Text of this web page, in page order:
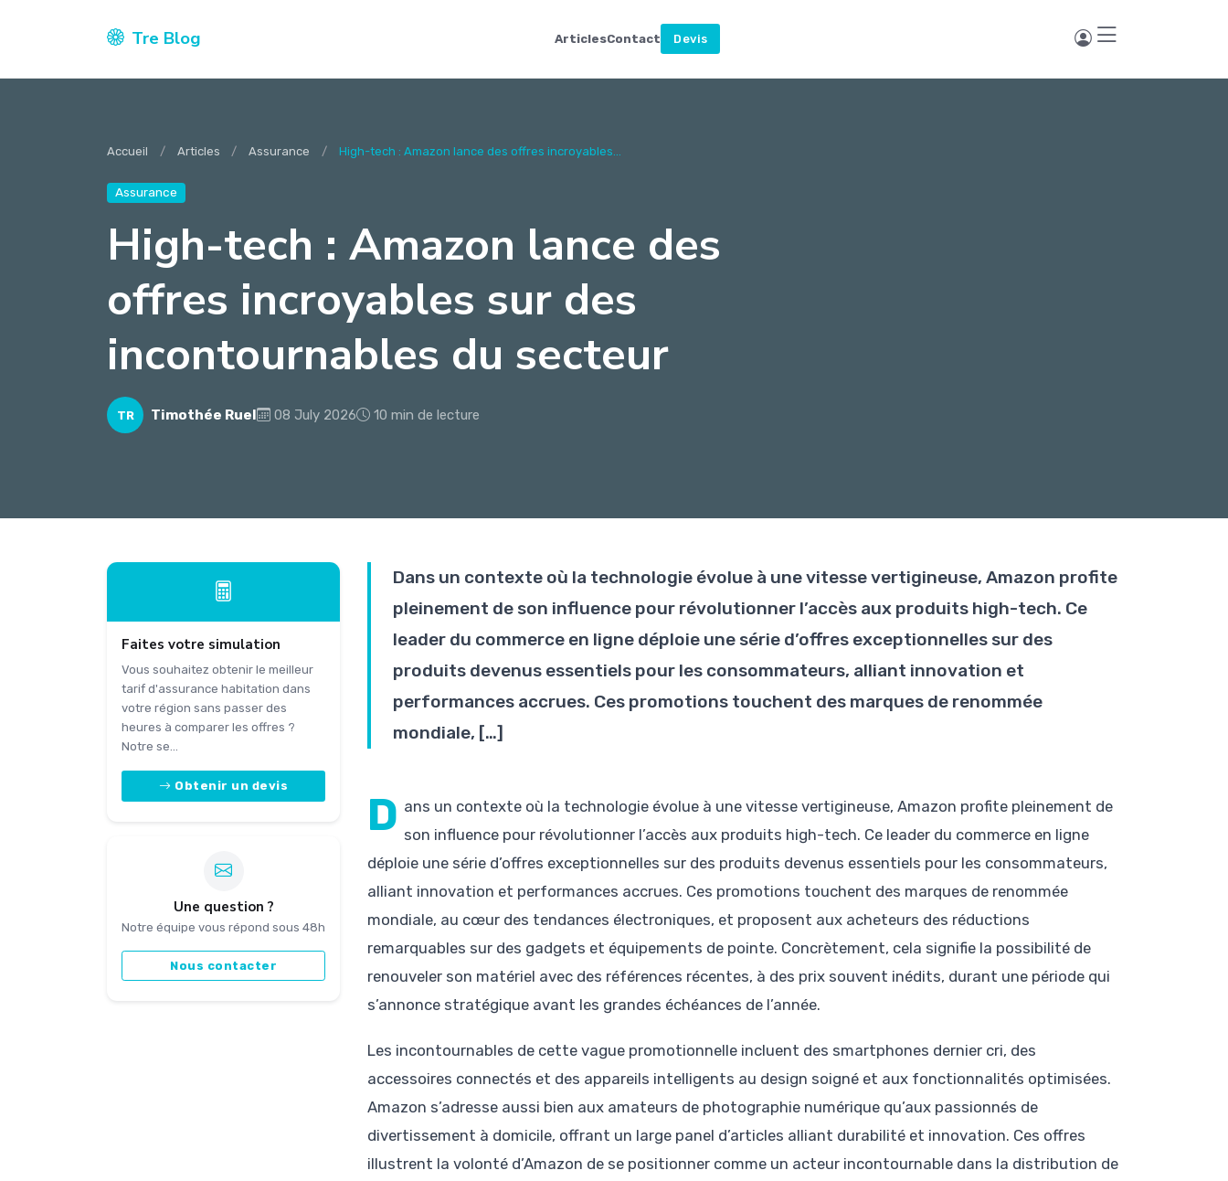
Tre Blog ArticlesContact Devis
Accueil Articles Assurance High-tech : Amazon lance des offres incroyables...
Assurance
High-tech : Amazon lance des
offres incroyables sur des
incontournables du secteur
TR Timothée Ruel 08 July 2026 10 min de lecture
Faites votre simulation
Vous souhaitez obtenir le meilleur
tarif d'assurance habitation dans
votre région sans passer des
heures à comparer les offres ?
Notre se...
Obtenir un devis
Une question ?
Notre équipe vous répond sous 48h
Nous contacter
Dans un contexte où la technologie évolue à une vitesse vertigineuse, Amazon profite
pleinement de son influence pour révolutionner l’accès aux produits high-tech. Ce
leader du commerce en ligne déploie une série d’offres exceptionnelles sur des
produits devenus essentiels pour les consommateurs, alliant innovation et
performances accrues. Ces promotions touchent des marques de renommée
mondiale, […]
D ans un contexte où la technologie évolue à une vitesse vertigineuse, Amazon profite pleinement de
son influence pour révolutionner l’accès aux produits high-tech. Ce leader du commerce en ligne
déploie une série d’offres exceptionnelles sur des produits devenus essentiels pour les consommateurs,
alliant innovation et performances accrues. Ces promotions touchent des marques de renommée
mondiale, au cœur des tendances électroniques, et proposent aux acheteurs des réductions
remarquables sur des gadgets et équipements de pointe. Concrètement, cela signifie la possibilité de
renouveler son matériel avec des références récentes, à des prix souvent inédits, durant une période qui
s’annonce stratégique avant les grandes échéances de l’année.
Les incontournables de cette vague promotionnelle incluent des smartphones dernier cri, des
accessoires connectés et des appareils intelligents au design soigné et aux fonctionnalités optimisées.
Amazon s’adresse aussi bien aux amateurs de photographie numérique qu’aux passionnés de
divertissement à domicile, offrant un large panel d’articles alliant durabilité et innovation. Ces offres
illustrent la volonté d’Amazon de se positionner comme un acteur incontournable dans la distribution de